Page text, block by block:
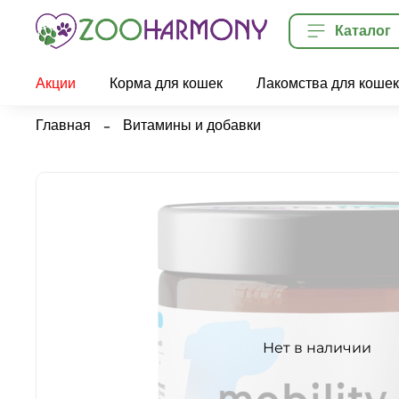
Каталог
Акции Корма для кошек Лакомства для кошек
Главная Витамины и добавки
Нет в наличии